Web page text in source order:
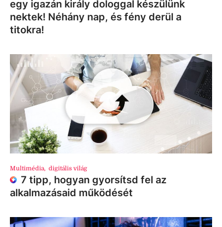
egy igazán király dologgal készülünk
nektek! Néhány nap, és fény derül a
titokra!
Multimédia, digitális világ
7 tipp, hogyan gyorsítsd fel az
alkalmazásaid működését